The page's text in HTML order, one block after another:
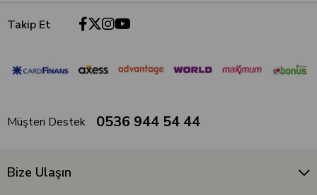
Takip Et
Müşteri Destek 0536 944 54 44
Bize Ulaşın